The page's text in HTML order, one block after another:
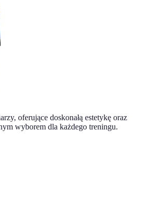
oferujące doskonałą estetykę oraz
wyborem dla każdego treningu.